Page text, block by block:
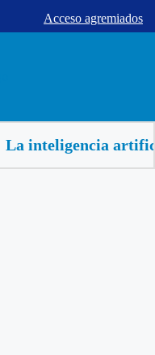
Acceso agremiados
artificial